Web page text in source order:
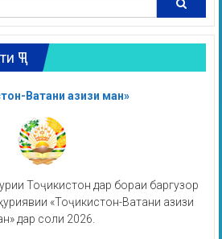
ҶТ
Ватани азизи ман»
Тоҷикистон дар бораи баргузор
«Тоҷикистон-Ватани азизи
дар соли 2026.